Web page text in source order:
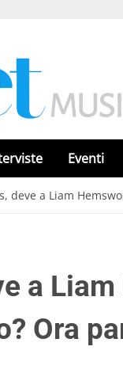
Eventi
deve a Liam
a
Ora